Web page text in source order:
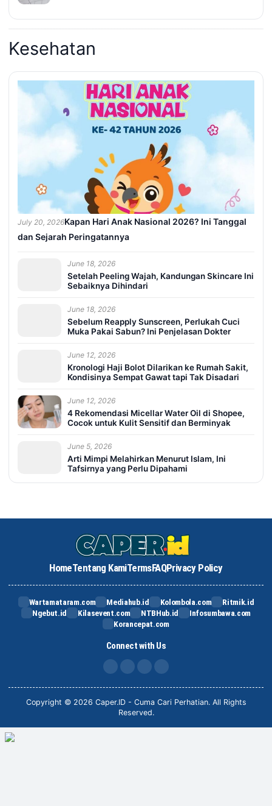
Kesehatan
July 20, 2026Kapan Hari Anak Nasional 2026? Ini Tanggal
dan Sejarah Peringatannya
June 18, 2026
Setelah Peeling Wajah, Kandungan Skincare Ini
Sebaiknya Dihindari
June 18, 2026
Sebelum Reapply Sunscreen, Perlukah Cuci
Muka Pakai Sabun? Ini Penjelasan Dokter
June 12, 2026
Kronologi Haji Bolot Dilarikan ke Rumah Sakit,
Kondisinya Sempat Gawat tapi Tak Disadari
June 12, 2026
4 Rekomendasi Micellar Water Oil di Shopee,
Cocok untuk Kulit Sensitif dan Berminyak
June 5, 2026
Arti Mimpi Melahirkan Menurut Islam, Ini
Tafsirnya yang Perlu Dipahami
HomeTentang KamiTermsFAQPrivacy Policy
Wartamataram.com Mediahub.id Kolombola.com
Ritmik.id
Ngebut.id
Kilasevent.com NTBHub.id
Infosumbawa.com
Korancepat.com
Connect with Us
FB IG TikTok
Copyright © 2026 Caper.ID - Cuma Cari Perhatian. All Rights
Reserved.